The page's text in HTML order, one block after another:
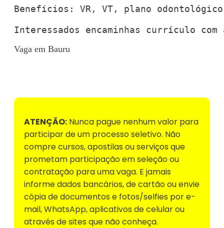
Benefícios: VR, VT, plano
Interessados encaminhas currículo
Vaga em Bauru
ATENÇÃO: Nunca pague nenhum valor para
participar de um processo seletivo. Não
compre cursos, apostilas ou serviços que
prometam participação em seleção ou
contratação para uma vaga. E jamais
informe dados bancários, de cartão ou envie
cópia de documentos e fotos/selfies por e-
mail, WhatsApp, aplicativos de celular ou
através de sites que não conheça.